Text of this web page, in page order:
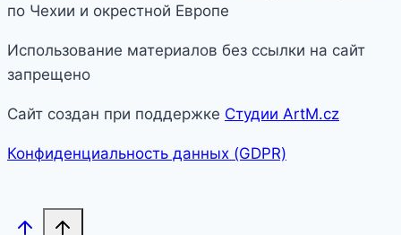
по Чехии и окрестной Европе
Использование материалов без ссылки на сайт
запрещено
Сайт создан при поддержке Студии ArtM.cz
Конфиденциальность данных (GDPR)